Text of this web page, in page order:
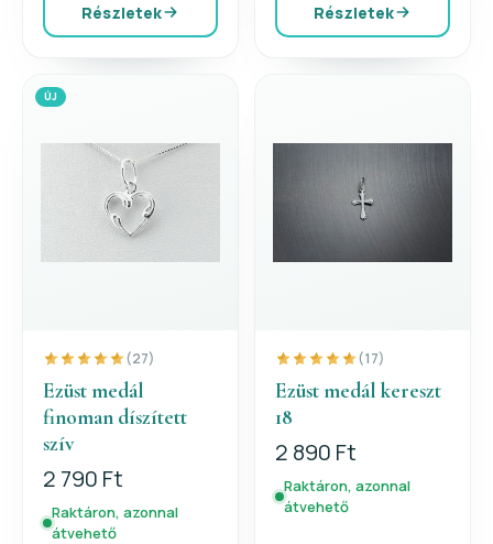
Részletek Részletek
ÚJ
(27)
Ezüst medál
finoman díszített
szív
2 790 Ft
Raktáron, azonnal
átvehető
(17)
Ezüst medál kereszt
18
2 890 Ft
Raktáron, azonnal
átvehető